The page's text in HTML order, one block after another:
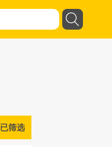
已筛选